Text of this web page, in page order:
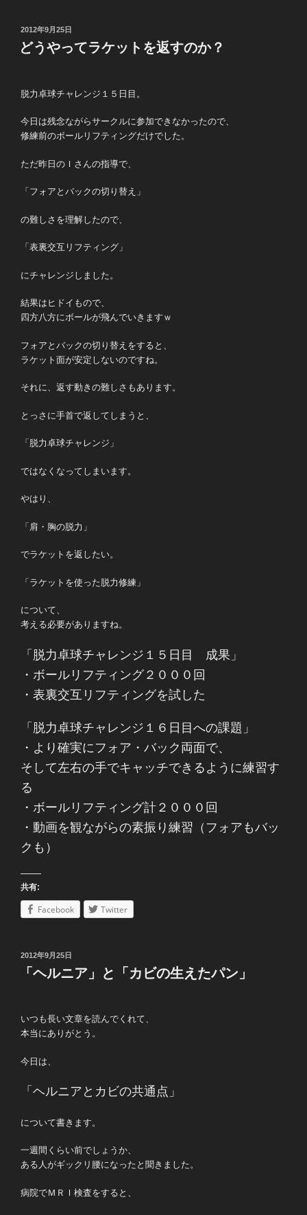
投
稿
日:
2012年9月25日
どうやってラケットを返すのか？
脱力卓球チャレンジ１５日目。
今日は残念ながらサークルに参加できなかったので、
修練前のボールリフティングだけでした。
ただ昨日のＩさんの指導で、
「フォアとバックの切り替え」
の難しさを理解したので、
「表裏交互リフティング」
にチャレンジしました。
結果はヒドイもので、
四方八方にボールが飛んでいきますｗ
フォアとバックの切り替えをすると、
ラケット面が安定しないのですね。
それに、返す動きの難しさもあります。
とっさに手首で返してしまうと、
「脱力卓球チャレンジ」
ではなくなってしまいます。
やはり、
「肩・胸の脱力」
でラケットを返したい。
「ラケットを使った脱力修練」
について、
考える必要がありますね。
「脱力卓球チャレンジ１５日目 成果」
・ボールリフティング２０００回
・表裏交互リフティングを試した
「脱力卓球チャレンジ１６日目への課題」
・より確実にフォア・バック両面で、
そして左右の手でキャッチできるように練習す
る
・ボールリフティング計２０００回
・動画を観ながらの素振り練習（フォアもバッ
クも）
共有:
Facebook Twitter
投
稿
2012年9月25日
「ヘルニア」と「カビの生えたパン」
いつも長い文章を読んでくれて、
本当にありがとう。
今日は、
「ヘルニアとカビの共通点」
について書きます。
一週間くらい前でしょうか、
ある人がギックリ腰になったと聞きました。
病院でＭＲＩ検査をすると、